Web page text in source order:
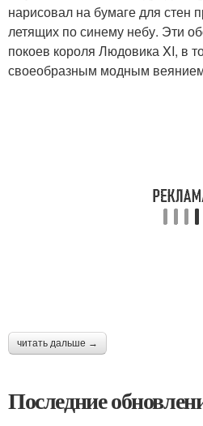
нарисовал на бумаге для стен
летящих по синему небу. Эти
покоев короля Людовика XI, в
своеобразным модным
читать дальше →
Последние